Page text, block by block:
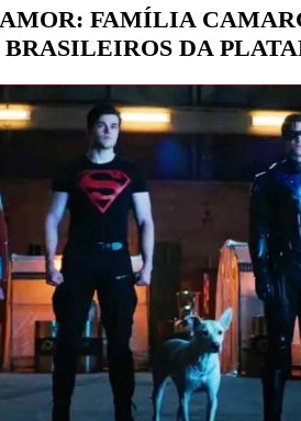
FAMÍLIA
BRASILEIROS DA